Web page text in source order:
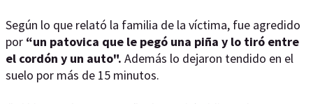
Según lo que relató la familia de la víctima, fue agredido
por “un patovica que le pegó una piña y lo tiró entre
el cordón y un auto". Además lo dejaron tendido en el
suelo por más de 15 minutos.